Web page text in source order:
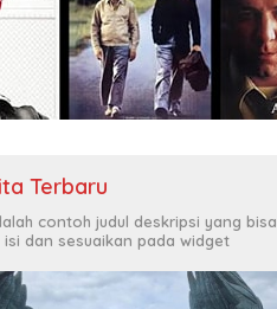
Terbaru
contoh judul deskripsi yang bisa
isi dan sesuaikan pada widget